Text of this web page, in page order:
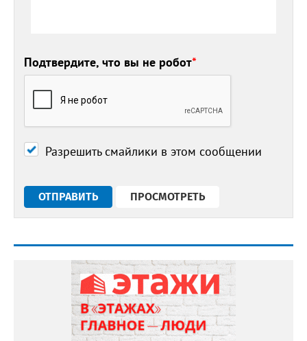
Подтвердите, что вы не робот*
Разрешить смайлики в этом сообщении